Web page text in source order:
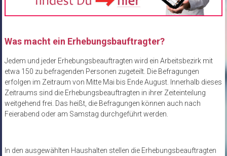
Was macht ein Erhebungsbauftragter?
Jedem und jeder Erhebungsbeauftragten wird ein Arbeitsbezirk mit
etwa 150 zu befragenden Personen zugeteilt. Die Befragungen
erfolgen im Zeitraum von Mitte Mai bis Ende August. Innerhalb dieses
Zeitraums sind die Erhebungsbeauftragten in ihrer Zeiteinteilung
weitgehend frei. Das heißt, die Befragungen können auch nach
Feierabend oder am Samstag durchgeführt werden.
In den ausgewählten Haushalten stellen die Erhebungsbeauftragten